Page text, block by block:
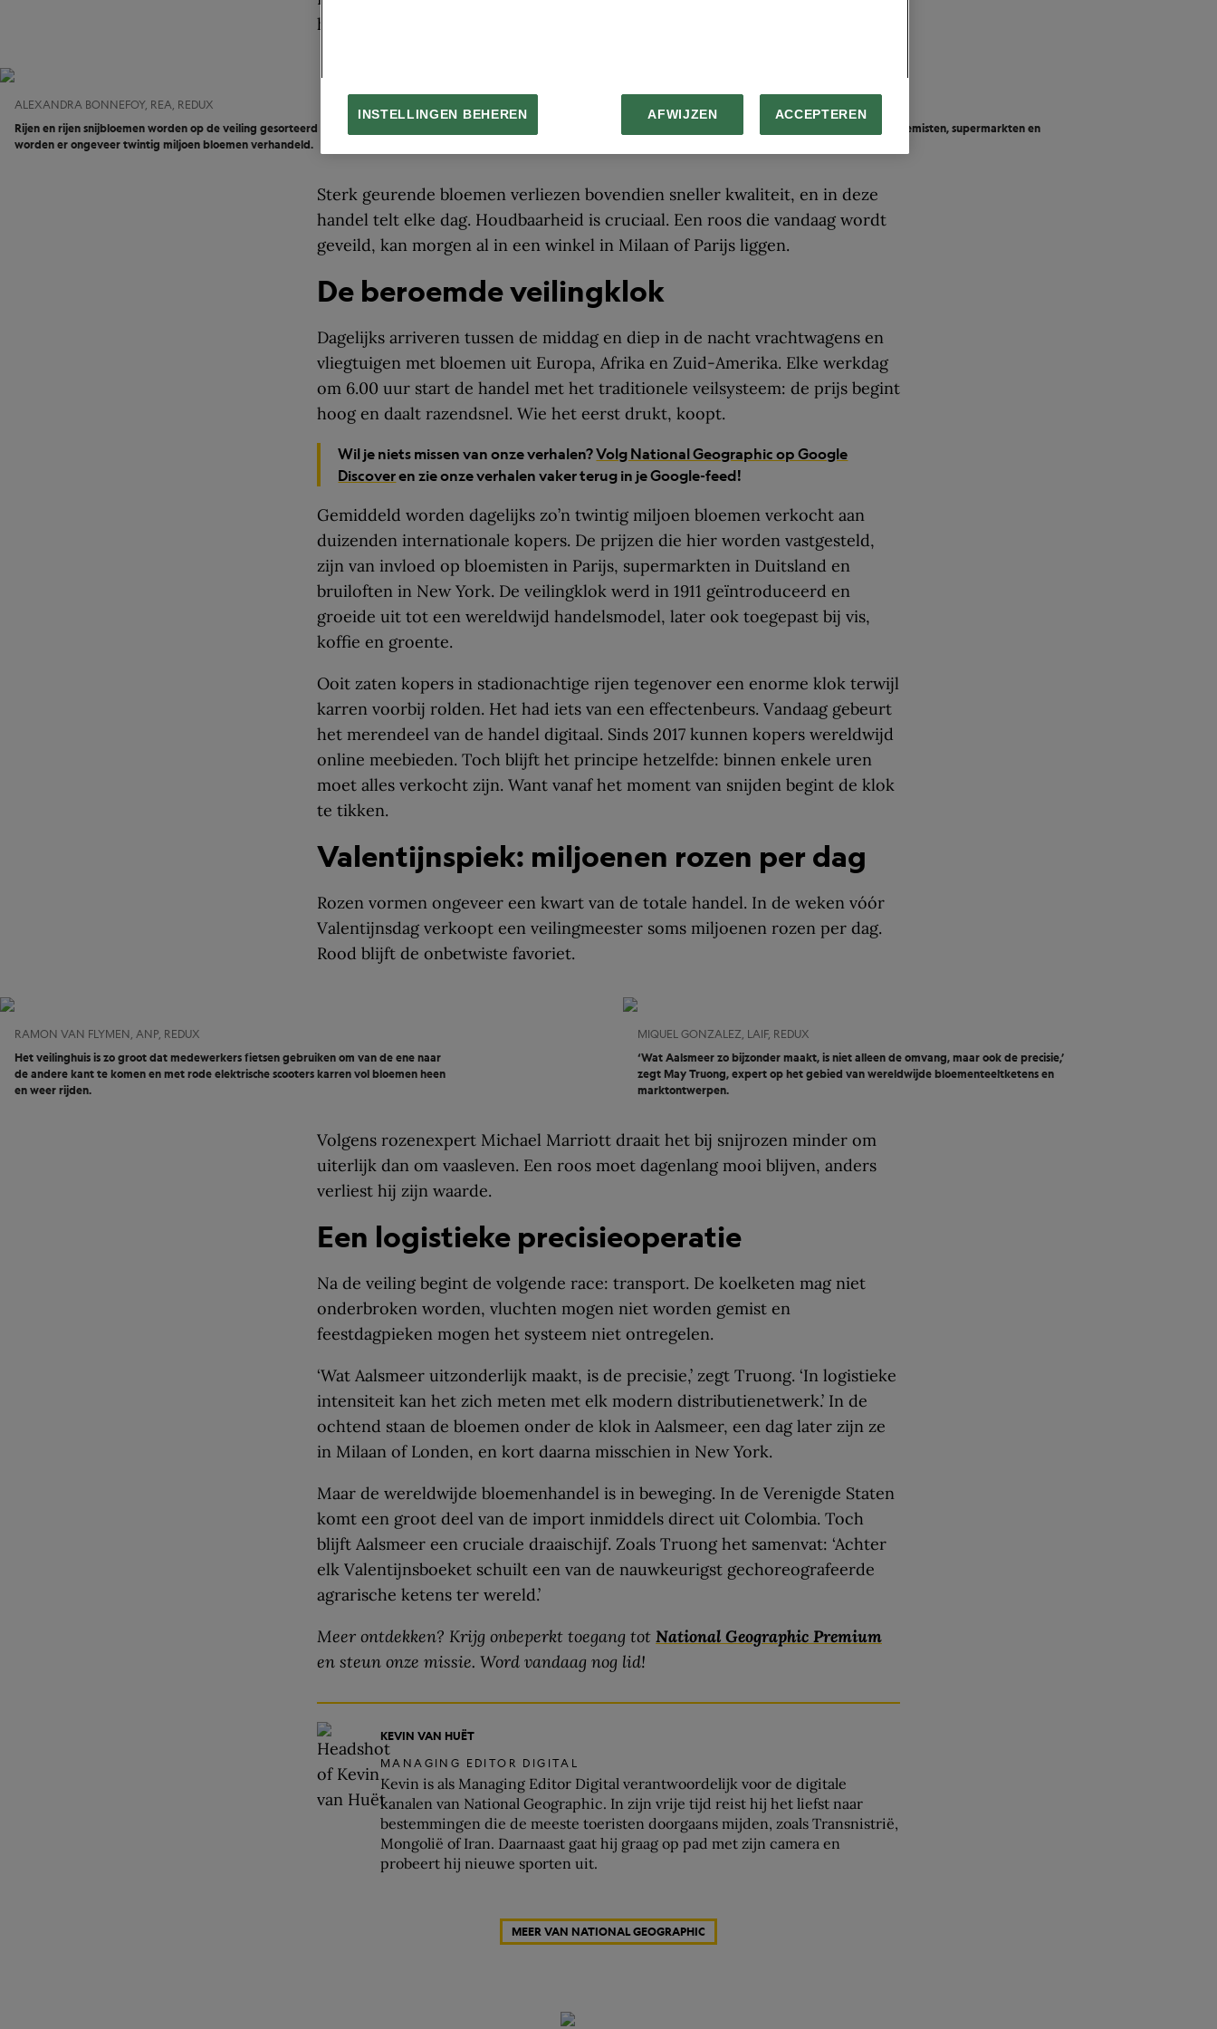
houdbaarheid te verlengen.
ALEXANDRA BONNEFOY, REA, REDUX
Rijen en rijen snijbloemen worden op de veiling gesorteerd op soort. Elke dag
worden er ongeveer twintig miljoen bloemen verhandeld.
De bloemen worden vervolgens verzonden naar bloemisten, supermarkten en
Sterk geurende bloemen verliezen bovendien sneller kwaliteit, en in deze
handel telt elke dag. Houdbaarheid is cruciaal. Een roos die vandaag wordt
geveild, kan morgen al in een winkel in Milaan of Parijs liggen.
De beroemde veilingklok
Dagelijks arriveren tussen de middag en diep in de nacht vrachtwagens en
vliegtuigen met bloemen uit Europa, Afrika en Zuid-Amerika. Elke werkdag
om 6.00 uur start de handel met het traditionele veilsysteem: de prijs begint
hoog en daalt razendsnel. Wie het eerst drukt, koopt.
Wil je niets missen van onze verhalen?Volg National Geographic op Google
Discoveren zie onze verhalen vaker terug in je Google-feed!
Gemiddeld worden dagelijks zo’n twintig miljoen bloemen verkocht aan
duizenden internationale kopers. De prijzen die hier worden vastgesteld,
zijn van invloed op bloemisten in Parijs, supermarkten in Duitsland en
bruiloften in New York. De veilingklok werd in 1911 geïntroduceerd en
groeide uit tot een wereldwijd handelsmodel, later ook toegepast bij vis,
koffie en groente.
Ooit zaten kopers in stadionachtige rijen tegenover een enorme klok terwijl
karren voorbij rolden. Het had iets van een effectenbeurs. Vandaag gebeurt
het merendeel van de handel digitaal. Sinds 2017 kunnen kopers wereldwijd
online meebieden. Toch blijft het principe hetzelfde: binnen enkele uren
moet alles verkocht zijn. Want vanaf het moment van snijden begint de klok
te tikken.
Valentijnspiek: miljoenen rozen per dag
Rozen vormen ongeveer een kwart van de totale handel. In de weken vóór
Valentijnsdag verkoopt een veilingmeester soms miljoenen rozen per dag.
Rood blijft de onbetwiste favoriet.
RAMON VAN FLYMEN, ANP, REDUX
Het veilinghuis is zo groot dat medewerkers fietsen gebruiken om van de ene naar
de andere kant te komen en met rode elektrische scooters karren vol bloemen heen
en weer rijden.
MIQUEL GONZALEZ, LAIF, REDUX
‘Wat Aalsmeer zo bijzonder maakt, is niet alleen de omvang, maar ook de precisie,’
zegt May Truong, expert op het gebied van wereldwijde bloementeeltketens en
marktontwerpen.
Volgens rozenexpert Michael Marriott draait het bij snijrozen minder om
uiterlijk dan om vaasleven. Een roos moet dagenlang mooi blijven, anders
verliest hij zijn waarde.
Een logistieke precisieoperatie
Na de veiling begint de volgende race: transport. De koelketen mag niet
onderbroken worden, vluchten mogen niet worden gemist en
feestdagpieken mogen het systeem niet ontregelen.
‘Wat Aalsmeer uitzonderlijk maakt, is de precisie,’ zegt Truong. ‘In logistieke
intensiteit kan het zich meten met elk modern distributienetwerk.’ In de
ochtend staan de bloemen onder de klok in Aalsmeer, een dag later zijn ze
in Milaan of Londen, en kort daarna misschien in New York.
Maar de wereldwijde bloemenhandel is in beweging. In de Verenigde Staten
komt een groot deel van de import inmiddels direct uit Colombia. Toch
blijft Aalsmeer een cruciale draaischijf. Zoals Truong het samenvat: ‘Achter
elk Valentijnsboeket schuilt een van de nauwkeurigst gechoreografeerde
agrarische ketens ter wereld.’
Meer ontdekken? Krijg onbeperkt toegang tot National Geographic Premium
en steun onze missie. Word vandaag nog lid!
KEVIN VAN HUËT
MANAGING EDITOR DIGITAL
Kevin is als Managing Editor Digital verantwoordelijk voor de digitale
kanalen van National Geographic. In zijn vrije tijd reist hij het liefst naar
bestemmingen die de meeste toeristen doorgaans mijden, zoals Transnistrië,
Mongolië of Iran. Daarnaast gaat hij graag op pad met zijn camera en
probeert hij nieuwe sporten uit.
MEER VAN NATIONAL GEOGRAPHIC
INSTELLINGEN BEHEREN AFWIJZEN ACCEPTEREN